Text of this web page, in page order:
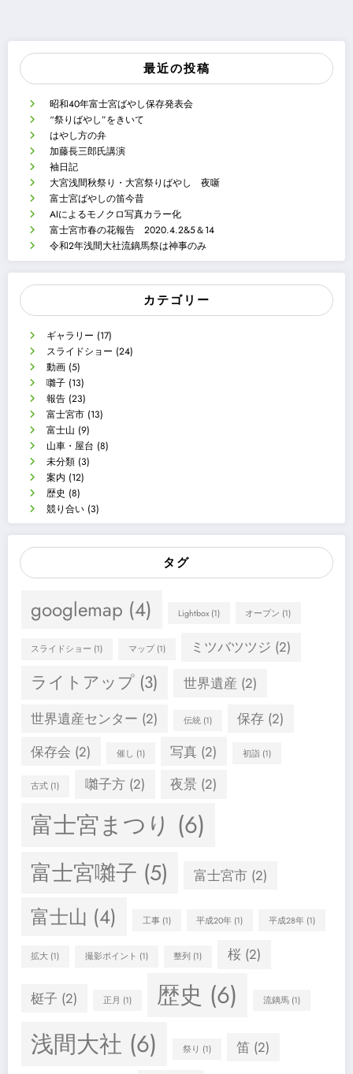
最近の投稿
昭和40年富士宮ばやし保存発表会
“祭りばやし”をきいて
はやし方の弁
加藤長三郎氏講演
袖日記
大宮浅間秋祭り・大宮祭りばやし 夜噺
富士宮ばやしの笛今昔
AIによるモノクロ写真カラー化
富士宮市春の花報告 2020.4.2&5＆14
令和2年浅間大社流鏑馬祭は神事のみ
カテゴリー
ギャラリー (17)
スライドショー (24)
動画 (5)
囃子 (13)
報告 (23)
富士宮市 (13)
富士山 (9)
山車・屋台 (8)
未分類 (3)
案内 (12)
歴史 (8)
競り合い (3)
タグ
googlemap (4) Lightbox(1) オープン (1)
スライドショー (1) マップ(1) ミツバツツジ (2)
ライトアップ (3) 世界遺産 (2)
世界遺産センター (2) 伝統(1) 保存 (2)
保存会 (2) 催し (1) 写真 (2) 初詣(1)
古式 (1) 囃子方(2) 夜景 (2)
富士宮まつり (6)
富士宮囃子 (5) 富士宮市(2)
富士山 (4) 工事(1) 平成20年 (1) 平成28年(1)
拡大 (1) 撮影ポイント (1) 整列 (1) 桜(2)
梃子 (2) 正月 (1) 歴史 (6) 流鏑馬(1)
浅間大社 (6) 祭り (1) 笛 (2)